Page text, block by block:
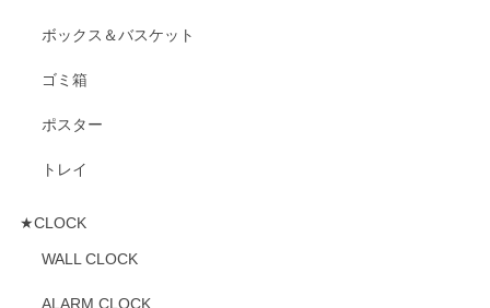
ボックス＆バスケット
ゴミ箱
ポスター
トレイ
★CLOCK
WALL CLOCK
ALARM CLOCK